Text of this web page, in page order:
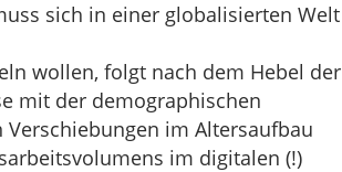
sich in einer globalisierten Welt
wollen, folgt nach dem Hebel der
mit der demographischen
Verschiebungen im Altersaufbau
im digitalen (!)